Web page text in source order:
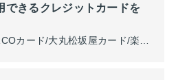
できるクレジットカードを